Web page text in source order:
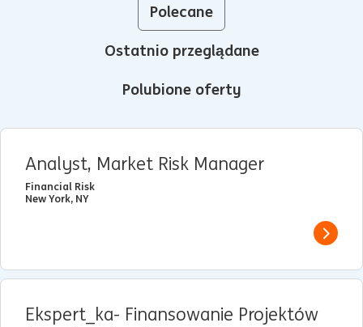
Polecane
Ostatnio przeglądane
Polubione oferty
Analyst, Market Risk Manager
Financial Risk
New York, NY
View
Ekspert_ka- Finansowanie Projektów